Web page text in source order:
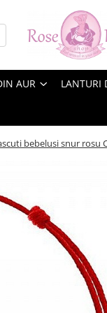
AUR LANTURI
bebelusi snur rosu